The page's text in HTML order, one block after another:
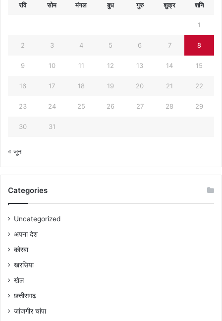
रवि सोम मंगल बुध गुरु शुक्र शनि
1
2 3 4 5 6 7 8
9 10 11 12 13 14 15
16 17 18 19 20 21 22
23 24 25 26 27 28 29
30 31
« जून
Categories
Uncategorized
अपना देश
कोरबा
खरसिया
खेल
छत्तीसगढ़
जांजगीर चांपा